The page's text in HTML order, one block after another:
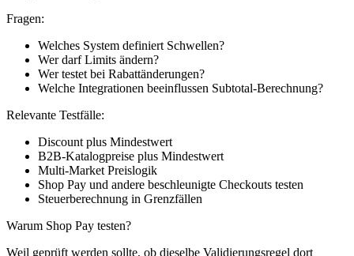
Fragen:
Welches System definiert Schwellen?
Wer darf Limits ändern?
Wer testet bei Rabattänderungen?
Welche Integrationen beeinflussen Subtotal-Berechnung?
Relevante Testfälle:
Discount plus Mindestwert
B2B-Katalogpreise plus Mindestwert
Multi-Market Preislogik
Shop Pay und andere beschleunigte Checkouts testen
Steuerberechnung in Grenzfällen
Warum Shop Pay testen?
Weil geprüft werden sollte, ob dieselbe Validierungsregel dort